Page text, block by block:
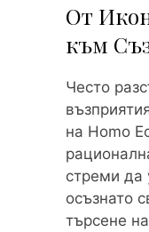
От
към
Често
на Homo
стреми да
осъзнато
търсене